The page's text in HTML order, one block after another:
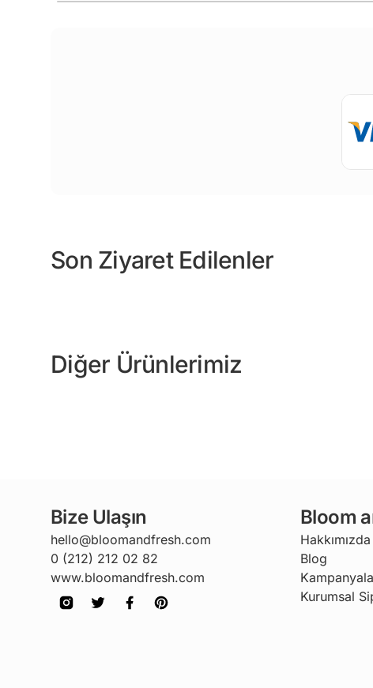
Son Ziyaret Edilenler
Diğer Ürünlerimiz
Bize Ulaşın
hello@bloomandfresh.com
0 (212) 212 02 82
www.bloomandfresh.com
Bloom
Hakkımızda
Blog
Kurumsal